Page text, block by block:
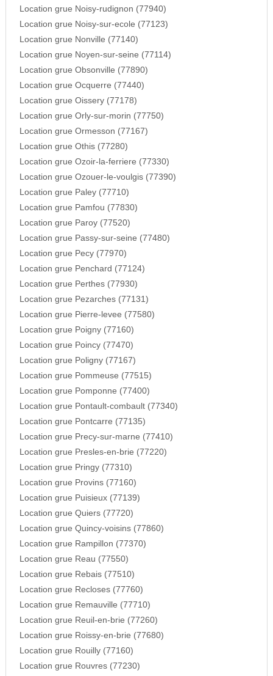
Location grue Noisy-rudignon (77940)
Location grue Noisy-sur-ecole (77123)
Location grue Nonville (77140)
Location grue Noyen-sur-seine (77114)
Location grue Obsonville (77890)
Location grue Ocquerre (77440)
Location grue Oissery (77178)
Location grue Orly-sur-morin (77750)
Location grue Ormesson (77167)
Location grue Othis (77280)
Location grue Ozoir-la-ferriere (77330)
Location grue Ozouer-le-voulgis (77390)
Location grue Paley (77710)
Location grue Pamfou (77830)
Location grue Paroy (77520)
Location grue Passy-sur-seine (77480)
Location grue Pecy (77970)
Location grue Penchard (77124)
Location grue Perthes (77930)
Location grue Pezarches (77131)
Location grue Pierre-levee (77580)
Location grue Poigny (77160)
Location grue Poincy (77470)
Location grue Poligny (77167)
Location grue Pommeuse (77515)
Location grue Pomponne (77400)
Location grue Pontault-combault (77340)
Location grue Pontcarre (77135)
Location grue Precy-sur-marne (77410)
Location grue Presles-en-brie (77220)
Location grue Pringy (77310)
Location grue Provins (77160)
Location grue Puisieux (77139)
Location grue Quiers (77720)
Location grue Quincy-voisins (77860)
Location grue Rampillon (77370)
Location grue Reau (77550)
Location grue Rebais (77510)
Location grue Recloses (77760)
Location grue Remauville (77710)
Location grue Reuil-en-brie (77260)
Location grue Roissy-en-brie (77680)
Location grue Rouilly (77160)
Location grue Rouvres (77230)